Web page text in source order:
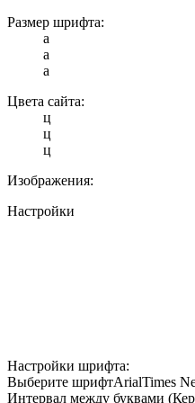
Размер шрифта:
a
a
a
Цвета сайта:
ц
ц
ц
Изображения:
Настройки
Настройки шрифта:
Выберите шрифтArialTimes
Интервал между буквами